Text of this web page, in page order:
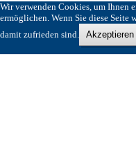
Wir verwenden Cookies, um Ihnen
ermöglichen. Wenn Sie diese Seite
damit zufrieden sind.
Akzeptieren